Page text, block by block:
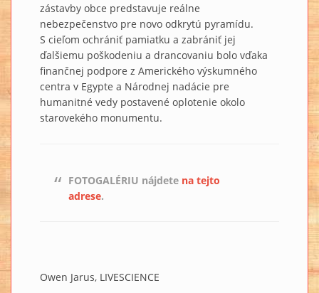
zástavby obce predstavuje reálne
nebezpečenstvo pre novo odkrytú pyramídu.
S cieľom ochrániť pamiatku a zabrániť jej
ďalšiemu poškodeniu a drancovaniu bolo vďaka
finančnej podpore z Amerického výskumného
centra v Egypte a Národnej nadácie pre
humanitné vedy postavené oplotenie okolo
starovekého monumentu.
FOTOGALÉRIU nájdete na tejto
adrese.
Owen Jarus, LIVESCIENCE